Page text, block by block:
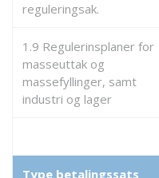
reguleringsak.
1.9 Regulerinsplaner for
masseuttak og
massefyllinger, samt
industri og lager
Type betalingssats